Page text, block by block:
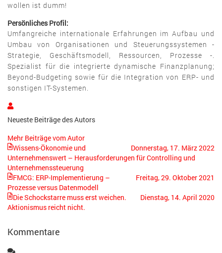
wollen ist dumm!
Persönliches Profil:
Umfangreiche internationale Erfahrungen im Aufbau und
Umbau von Organisationen und Steuerungssystemen -
Strategie, Geschäftsmodell, Ressourcen, Prozesse -.
Spezialist für die integrierte dynamische Finanzplanung;
Beyond-Budgeting sowie für die Integration von ERP- und
sonstigen IT-Systemen.
Hans
Niehues
Neueste Beiträge des Autors
Mehr Beiträge vom Autor
Donnerstag, 17. März 2022
Wissens-Ökonomie und
Unternehmenswert – Herausforderungen für Controlling und
Unternehmenssteuerung
Freitag, 29. Oktober 2021
FMCG: ERP-Implementierung –
Prozesse versus Datenmodell
Dienstag, 14. April 2020
Die Schockstarre muss erst weichen.
Aktionismus reicht nicht.
Kommentare